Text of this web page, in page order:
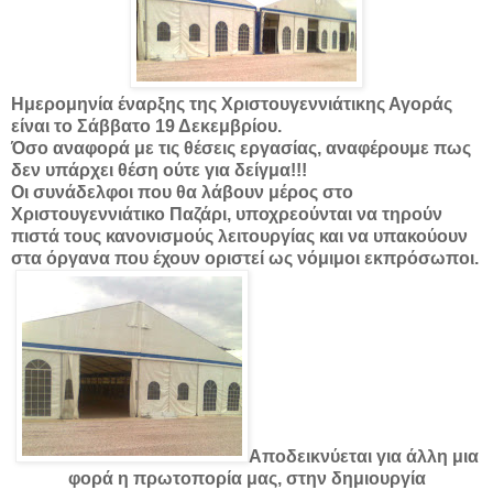
Ημερομηνία έναρξης της Χριστουγεννιάτικης Αγοράς
είναι το Σάββατο 19 Δεκεμβρίου.
Όσο αναφορά με τις θέσεις εργασίας, αναφέρουμε πως
δεν υπάρχει θέση ούτε για δείγμα!!!
Οι συνάδελφοι που θα λάβουν μέρος στο
Χριστουγεννιάτικο Παζάρι, υποχρεούνται να τηρούν
πιστά τους κανονισμούς λειτουργίας και να υπακούουν
στα όργανα που έχουν οριστεί ως νόμιμοι εκπρόσωποι.
Αποδεικνύεται για άλλη μια
φορά η πρωτοπορία μας, στην δημιουργία